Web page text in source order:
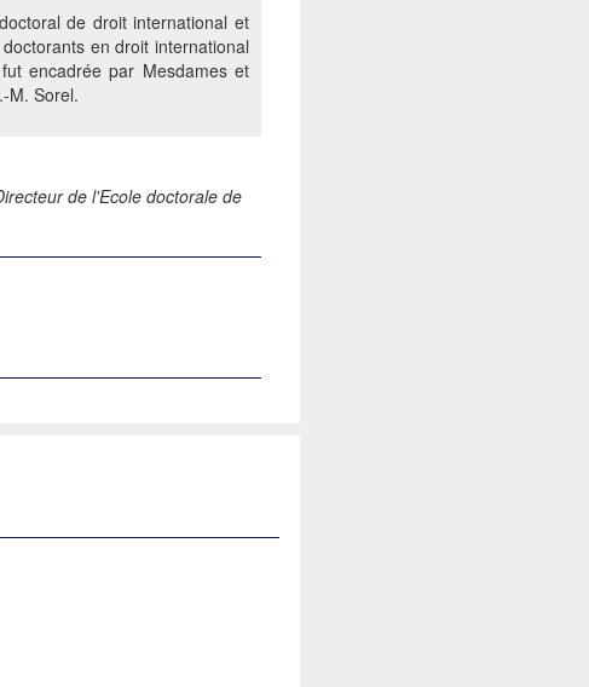
de droit international et
en droit international
encadrée par Mesdames et
M. Sorel.
de l'Ecole doctorale de